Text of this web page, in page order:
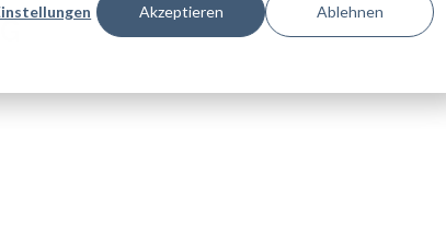
Akzeptieren Ablehnen